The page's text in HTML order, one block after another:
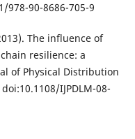
978-90-8686-705-9
The influence of
resilience: a
of Physical Distribution
IJPDLM-08-